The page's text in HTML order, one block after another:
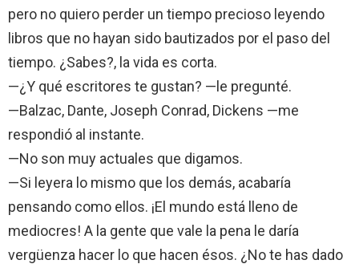
pero no quiero perder un tiempo precioso leyendo
libros que no hayan sido bautizados por el paso del
tiempo. ¿Sabes?, la vida es corta.
—¿Y qué escritores te gustan? —le pregunté.
—Balzac, Dante, Joseph Conrad, Dickens —me
respondió al instante.
—No son muy actuales que digamos.
—Si leyera lo mismo que los demás, acabaría
pensando como ellos. ¡El mundo está lleno de
mediocres! A la gente que vale la pena le daría
vergüenza hacer lo que hacen ésos. ¿No te has dado